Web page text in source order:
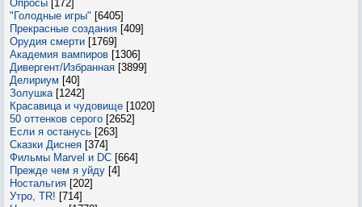
Опросы [172]
"Голодные игры" [6405]
Прекрасные создания [409]
Орудия смерти [1769]
Академия вампиров [1306]
Дивергент/Избранная [3899]
Делириум [40]
Золушка [1242]
Красавица и чудовище [1020]
50 оттенков серого [2652]
Если я останусь [263]
Сказки Диснея [374]
Фильмы Marvel и DC [664]
Прежде чем я уйду [4]
Ностальгия [202]
Утро, TR! [714]